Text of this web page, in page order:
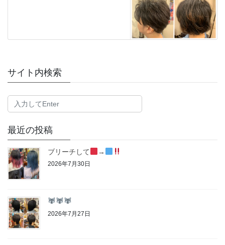
サイト内検索
最近の投稿
ブリーチして →
2026年7月30日
2026年7月27日